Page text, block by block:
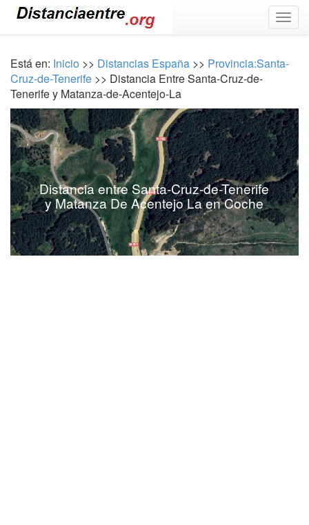
Está en: Inicio >> Distancias España >> Provincia:Santa-
Cruz-de-Tenerife >> Distancia Entre Santa-Cruz-de-
Tenerife y Matanza-de-Acentejo-La
Distancia entre Santa-Cruz-de-Tenerife
y Matanza De Acentejo La en Coche